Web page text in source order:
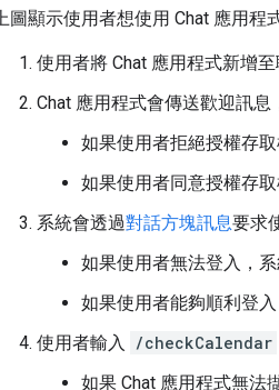
上圖顯示使用者想使用 Chat 應用程
使用者將 Chat 應用程式新增至
Chat 應用程式會傳送歡迎訊息
如果使用者拒絕授權存
如果使用者同意授權存取
系統會透過對話方塊訊息要求
如果使用者無法登入，
如果使用者能夠順利登
使用者輸入
/checkCalendar
如果 Chat 應用程式無法